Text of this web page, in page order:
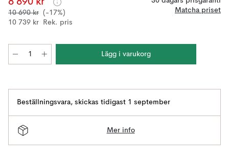
8 890 kr
10 690 kr (-17%)
10 739 kr
Rek. pris
Matcha priset
Lägg i varukorg
Beställningsvara, skickas tidigast 1 september
Mer info